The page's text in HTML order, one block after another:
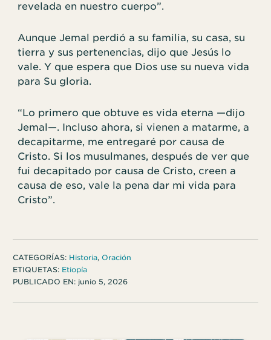
revelada en nuestro cuerpo”.
Aunque Jemal perdió a su familia, su casa, su
tierra y sus pertenencias, dijo que Jesús lo
vale. Y que espera que Dios use su nueva vida
para Su gloria.
“Lo primero que obtuve es vida eterna —dijo
Jemal—. Incluso ahora, si vienen a matarme, a
decapitarme, me entregaré por causa de
Cristo. Si los musulmanes, después de ver que
fui decapitado por causa de Cristo, creen a
causa de eso, vale la pena dar mi vida para
Cristo”.
CATEGORÍAS: Historia, Oración
ETIQUETAS: Etiopía
PUBLICADO EN: junio 5, 2026